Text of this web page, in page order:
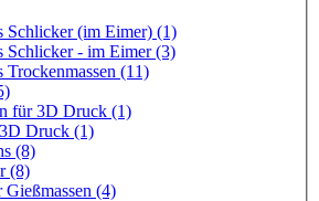
Schlicker (im Eimer) (1)
Schlicker - im Eimer (3)
Trockenmassen (11)
für 3D Druck (1)
Druck (1)
(8)
(8)
(4)